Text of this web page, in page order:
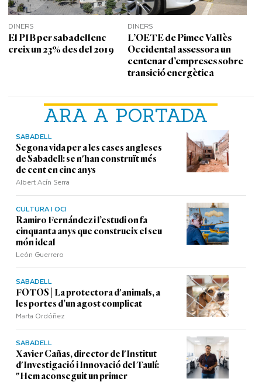
ARA A PORTADA
SABADELL
Segona vida per a les cases angleses
de Sabadell: se n'han construït més
de cent en cinc anys
Albert Acín Serra
CULTURA I OCI
Ramiro Fernández i l’estudi on fa
cinquanta anys que construeix el seu
món ideal
León Guerrero
SABADELL
FOTOS | La protectora d'animals, a
les portes d’un agost complicat
Marta Ordóñez
SABADELL
Xavier Cañas, director de l'Institut
d'Investigació i Innovació del Taulí:
"Hem aconseguit un primer
DINERS
El PIB per sabadellenc
creix un 23% des del 2019
DINERS
L’OETE de Pimec Vallès
Occidental assessora un
centenar d’empreses sobre
transició energètica